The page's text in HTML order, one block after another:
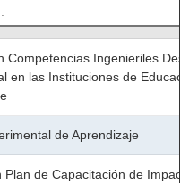
Competencias Ingenieriles
en las Instituciones de
de Aprendizaje
Plan de Capacitación de